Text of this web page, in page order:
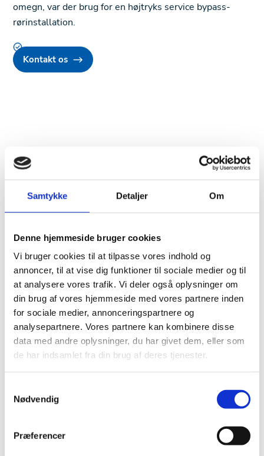
Samtykke Detaljer Om
Denne hjemmeside bruger cookies
Vi bruger cookies til at tilpasse vores indhold og
annoncer, til at vise dig funktioner til sociale medier og til
at analysere vores trafik. Vi deler også oplysninger om
din brug af vores hjemmeside med vores partnere inden
for sociale medier, annonceringspartnere og
analysepartnere. Vores partnere kan kombinere disse
data med andre oplysninger, du har givet dem, eller som
de har indsamlet fra din brug af deres tjenester.
Nødvendig
Præferencer
omegn, var der brug for en højtryks service bypass-
rørinstallation.
Kontakt os
SERVICE
Totalleverandør til hele
udbygningen
energy var totalleverandør til hele udbygningen, hvilket
Styrkeberegning (iht. EN 13445 og EN 13480),